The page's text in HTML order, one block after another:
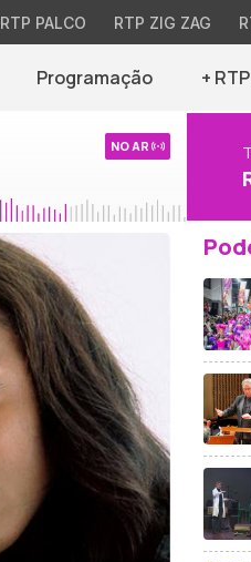
RTP PALCO RTP ZIG ZAG
Programação +
NO AR